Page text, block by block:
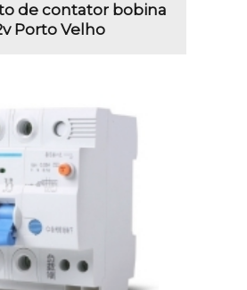
de contator bobina
Porto Velho